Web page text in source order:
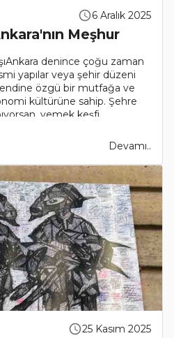
6 Aralık 2025
Meşhur
denince çoğu zaman
yapılar veya şehir düzeni
özgü bir mutfağa ve
kültürüne sahip. Şehre
yemek keşfi ..
Devamı..
25 Kasım 2025